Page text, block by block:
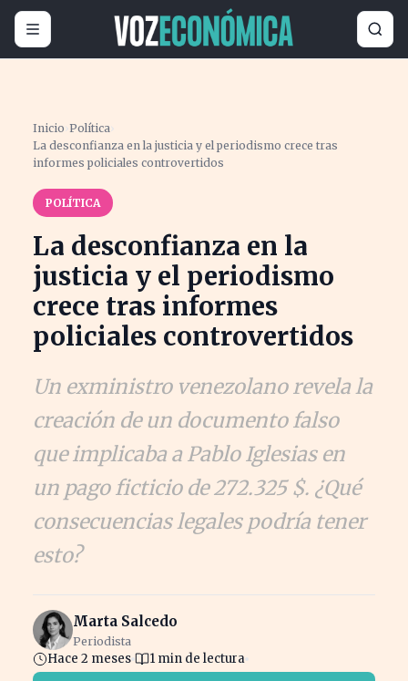
Inicio ›Política›
La desconfianza en la justicia y el periodismo crece tras
informes policiales controvertidos
POLÍTICA
La desconfianza en la
justicia y el periodismo
crece tras informes
policiales controvertidos
Un exministro venezolano revela la
creación de un documento falso
que implicaba a Pablo Iglesias en
un pago ficticio de 272.325 $. ¿Qué
consecuencias legales podría tener
esto?
Marta Salcedo
Periodista
Hace 2 meses 1 min de lectura